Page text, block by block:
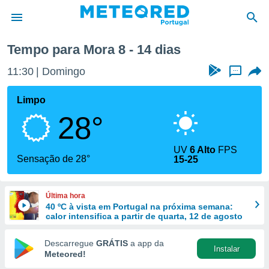
da
foi
fornecidas
a este
das
e
forma
digital
Tempo para Mora 8 - 14 dias
11:30 Domingo ...
Limpo
28°
Sensação de 28°
UV6 Alto FPS
15-25
Última hora
40 ºC à vista em Portugal na próxima semana:
calor intensifica a partir de quarta, 12 de agosto
Descarregue GRÁTIS a app da
Meteored!
Instalar